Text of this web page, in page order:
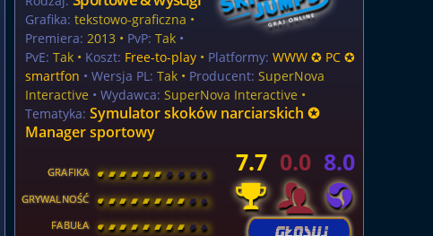
Grafika: tekstowo-graficzna •
Premiera: 2013 • PvP: Tak •
PvE: Tak • Koszt: Free-to-play • Platformy: WWW ✪ PC ✪
smartfon • Wersja PL: Tak • Producent: SuperNova
Interactive • Wydawca: SuperNova Interactive •
Tematyka: Symulator skoków narciarskich ✪
Manager sportowy
GRAFIKA [ \ \ \ \ \ \ \ \ ]
GRYWALNOŚĆ [ \ \ \ \ \ \ \ \ ]
FABUŁA [ \ \ \ \ \ \ \ \ ]
7.7 0.0 8.0